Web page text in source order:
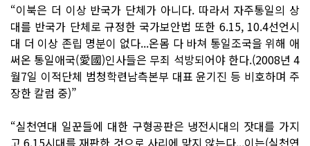
“이북은 더 이상 반국가 단체가 아니다. 따라서 자주통일의 상
대를 반국가 단체로 규정한 국가보안법 또한 6.15, 10.4선언시
대 더 이상 존립 명분이 없다...온몸 다 바쳐 통일조국을 위해 애
써온 통일애국(愛國)인사들은 무죄 석방되어야 한다.(2008년 4
월7일 이적단체 범청학련남측본부 대표 윤기진 등 비호하며 주
장한 칼럼 중)”
“실천연대 일꾼들에 대한 구형공판은 냉전시대의 잣대를 가지
고 6.15시대를 재판한 것으로 사리에 맞지 않는다...이는(실천연